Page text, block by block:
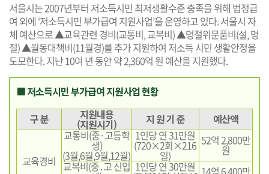
서울시는 2007년부터 저소득시민 최저생활수준 충족을 위해 법정급
여 외에 ‘저소득시민 부가급여 지원사업’을 운영하고 있다. 서울시 자
체 예산으로 ▲교육관련 경비(교통비, 교복비) ▲명절위문품비(설, 명
절) ▲월동대책비(11월경)를 추가 지원하여 저소득 시민 생활안정을
도모한다. 지난 10여 년 동안 약 2,360억 원 예산을 지원했다.
■ 저소득시민 부가급여 지원사업 현황
구 분
지원내용
(지원시기) 지 원 기 준 예산액
교육경비
교통비(중·고등학
생)
(3월,6월,9월,12월)
1인당 연 31만원
(720×2회×216
일)
52억 2,800만
원
교복비(중․고 신입 1인당 연 30만원